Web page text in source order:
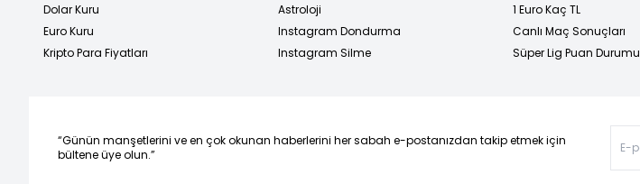
Dolar Kuru
Euro Kuru
Kripto Para Fiyatları
Astroloji
Instagram Dondurma
Instagram Silme
1 Euro Kaç TL
Canlı Maç Sonuçları
Süper Lig Puan Durumu
“Günün manşetlerini ve en çok okunan haberlerini her sabah e-postanızdan takip etmek için
bültene üye olun.”